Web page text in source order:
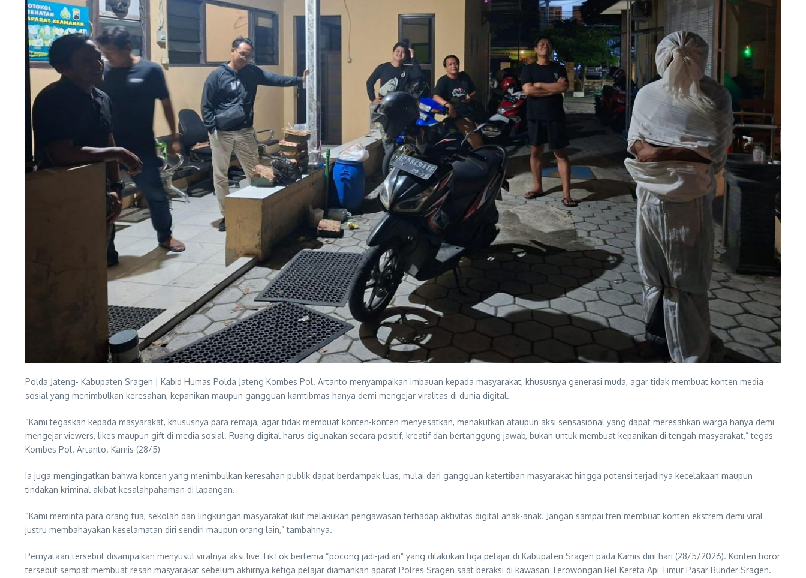
Polda Jateng- Kabupaten Sragen | Kabid Humas Polda Jateng Kombes Pol. Artanto menyampaikan imbauan kepada masyarakat, khususnya generasi muda, agar tidak membuat konten media
sosial yang menimbulkan keresahan, kepanikan maupun gangguan kamtibmas hanya demi mengejar viralitas di dunia digital.
“Kami tegaskan kepada masyarakat, khususnya para remaja, agar tidak membuat konten-konten menyesatkan, menakutkan ataupun aksi sensasional yang dapat meresahkan warga hanya demi
mengejar viewers, likes maupun gift di media sosial. Ruang digital harus digunakan secara positif, kreatif dan bertanggung jawab, bukan untuk membuat kepanikan di tengah masyarakat,” tegas
Kombes Pol. Artanto. Kamis (28/5)
Ia juga mengingatkan bahwa konten yang menimbulkan keresahan publik dapat berdampak luas, mulai dari gangguan ketertiban masyarakat hingga potensi terjadinya kecelakaan maupun
tindakan kriminal akibat kesalahpahaman di lapangan.
“Kami meminta para orang tua, sekolah dan lingkungan masyarakat ikut melakukan pengawasan terhadap aktivitas digital anak-anak. Jangan sampai tren membuat konten ekstrem demi viral
justru membahayakan keselamatan diri sendiri maupun orang lain,” tambahnya.
Pernyataan tersebut disampaikan menyusul viralnya aksi live TikTok bertema “pocong jadi-jadian” yang dilakukan tiga pelajar di Kabupaten Sragen pada Kamis dini hari (28/5/2026). Konten horor
tersebut sempat membuat resah masyarakat sebelum akhirnya ketiga pelajar diamankan aparat Polres Sragen saat beraksi di kawasan Terowongan Rel Kereta Api Timur Pasar Bunder Sragen.